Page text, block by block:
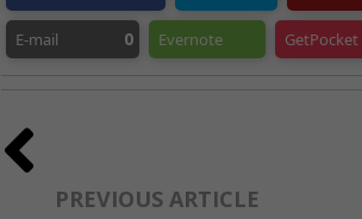
E-mail 0 Evernote GetPocket
PREVIOUS ARTICLE